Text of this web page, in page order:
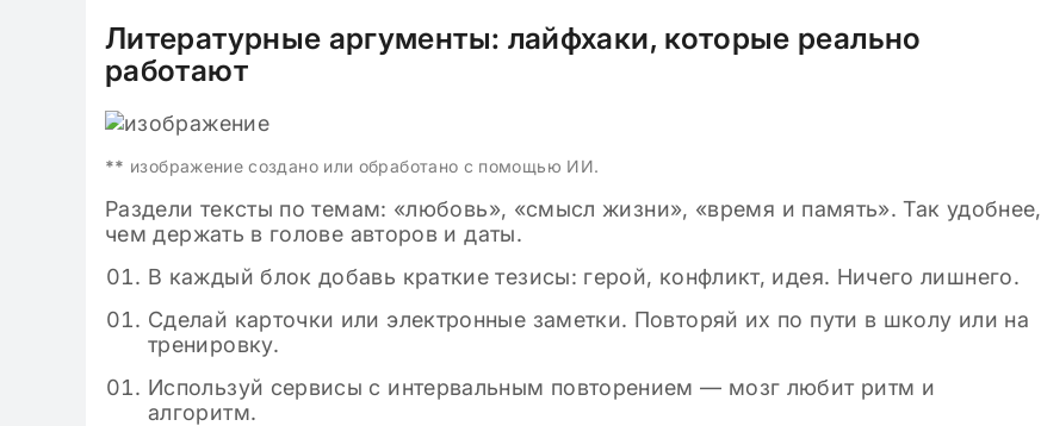
Литературные аргументы: лайфхаки, которые реально
работают
** изображение создано или обработано с помощью ИИ.
Раздели тексты по темам: «любовь», «смысл жизни», «время и память». Так удобнее,
чем держать в голове авторов и даты.
В каждый блок добавь краткие тезисы: герой, конфликт, идея. Ничего лишнего.
Сделай карточки или электронные заметки. Повторяй их по пути в школу или на
тренировку.
Используй сервисы с интервальным повторением — мозг любит ритм и
алгоритм.